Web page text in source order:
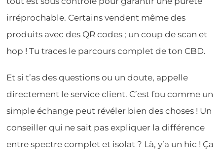
irréprochable. Certains vendent même des
produits avec des QR codes ; un coup de scan et
hop ! Tu traces le parcours complet de ton CBD.
Et si t’as des questions ou un doute, appelle
directement le service client. C’est fou comme un
simple échange peut révéler bien des choses ! Un
conseiller qui ne sait pas expliquer la différence
entre spectre complet et isolat ? Là, y’a un hic ! Ça